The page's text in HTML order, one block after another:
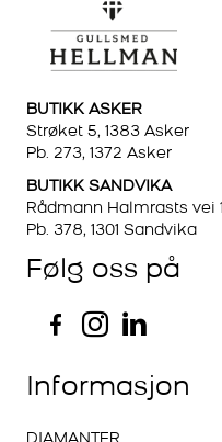
BUTIKK ASKER
Strøket 5, 1383 Asker
Pb. 273, 1372 Asker
BUTIKK SANDVIKA
Rådmann Halmrasts vei
Pb. 378, 1301 Sandvika
Følg oss på
Informasjon